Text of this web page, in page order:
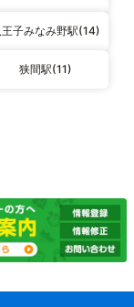
王子みなみ野駅(14)
狭間駅(11)